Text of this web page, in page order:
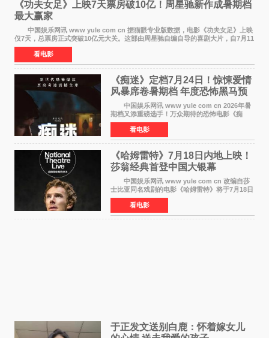
《功夫女足》上映7天票房破10亿！周星驰新作成暑期档
最大赢家
中国娱乐网讯 www yule com cn 据猫眼专业版数据，电影《功夫女足》上映
仅7天，总票房正式突破10亿元大关。这部由周星驰自编自导的喜剧大片，自7月11
日公映以来便展现出惊人的市场统治力。
看电影
《痴迷》定档7月24日！惊悚爱情
风暴席卷暑期档 年度恐怖黑马预
中国娱乐网讯 www yule com cn 2026年暑
期档又添重磅选手！万众期待的恐怖电影《痴
迷》今日正式官宣定档，将于7月24日登陆内地各
大院线。这部被业内专家誉为新世代爆款恐怖电
影的作品，将为
看电影
《哈姆雷特》7月18日内地上映！
莎翁经典首登中国大银幕
中国娱乐网讯 www yule com cn 改编自莎
士比亚同名戏剧的电影《哈姆雷特》将于7月18日
在中国内地上映。这部跨越四百年的文学经典被
搬上大银幕，为观众带来一场视觉与听觉的双重
盛宴。 《
看电影
于正发文送别白鹿：怀着嫁女儿